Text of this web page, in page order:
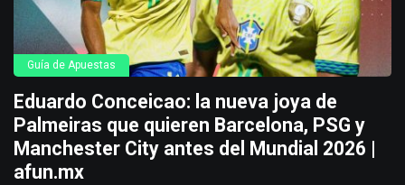
Guía de Apuestas
Eduardo Conceicao: la nueva joya de
Palmeiras que quieren Barcelona, PSG y
Manchester City antes del Mundial 2026 |
afun.mx